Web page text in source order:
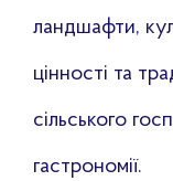
ландшафти,
цінності та
сільського
гастрономії.